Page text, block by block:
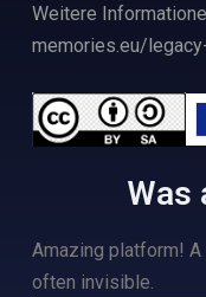
Weitere
memories.eu/
Was
Amazing platform! A
often invisible.